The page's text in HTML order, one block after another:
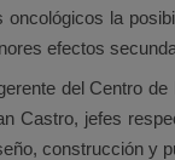
la
efectos
del Centro
Castro, jefes
construcción